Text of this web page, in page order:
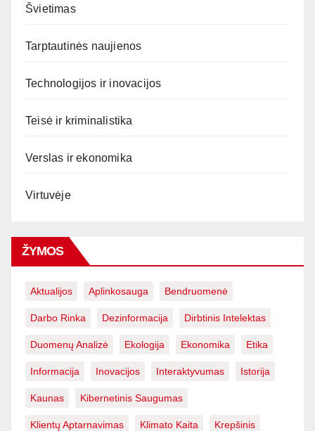
Švietimas
Tarptautinės naujienos
Technologijos ir inovacijos
Teisė ir kriminalistika
Verslas ir ekonomika
Virtuvėje
ŽYMOS
Aktualijos Aplinkosauga Bendruomenė
Darbo Rinka Dezinformacija Dirbtinis Intelektas
Duomenų Analizė Ekologija Ekonomika Etika
Informacija Inovacijos Interaktyvumas Istorija
Kaunas Kibernetinis Saugumas
Klientų Aptarnavimas Klimato Kaita Krepšinis